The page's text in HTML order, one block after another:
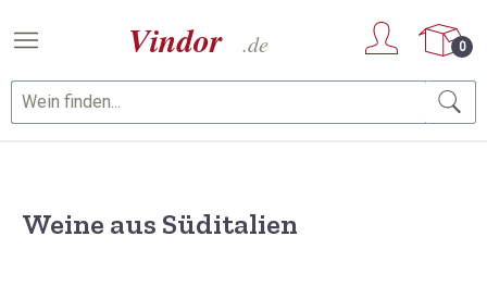
Zum Hauptinhalt springen
0
Weine aus Süditalien